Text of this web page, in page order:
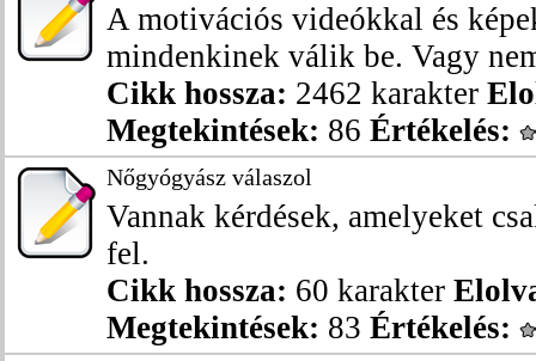
A motivációs videókkal és
mindenkinek válik be. Vagy
Cikk hossza: 2462 karakter
Megtekintések: 86 Értékelés:
Nőgyógyász válaszol
Vannak kérdések, amelyeket
fel.
Cikk hossza: 60 karakter
Megtekintések: 83 Értékelés: